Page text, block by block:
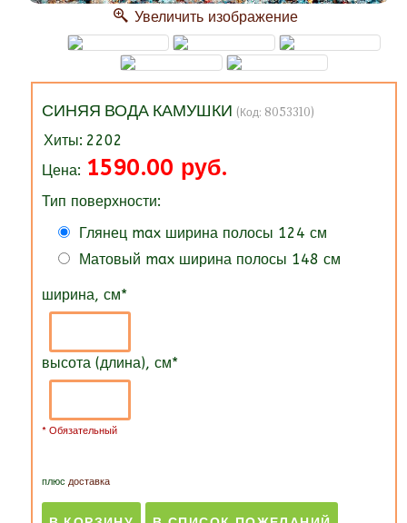
Увеличить изображение
СИНЯЯ ВОДА КАМУШКИ (Код: 8053310)
Хиты: 2202
Цена: 1590.00 руб.
Тип поверхности:
Глянец max ширина полосы 124 см
Матовый max ширина полосы 148 см
ширина, см*
высота (длина), см*
* Обязательный
плюс доставка